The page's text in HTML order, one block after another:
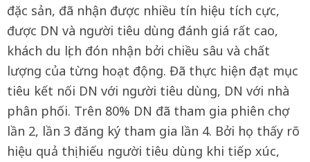
đặc sản, đã nhận được nhiều tín hiệu tích cực,
được DN và người tiêu dùng đánh giá rất cao,
khách du lịch đón nhận bởi chiều sâu và chất
lượng của từng hoạt động. Đã thực hiện đạt mục
tiêu kết nối DN với người tiêu dùng, DN với nhà
phân phối. Trên 80% DN đã tham gia phiên chợ
lần 2, lần 3 đăng ký tham gia lần 4. Bởi họ thấy rõ
hiệu quả thị hiếu người tiêu dùng khi tiếp xúc,